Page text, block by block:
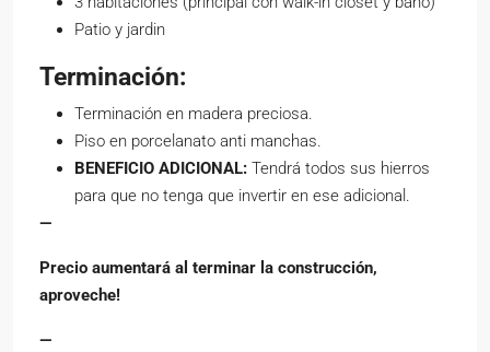
Patio y jardin
Terminación:
Terminación en madera preciosa.
Piso en porcelanato anti manchas.
BENEFICIO ADICIONAL: Tendrá todos sus hierros
para que no tenga que invertir en ese adicional.
—
Precio aumentará al terminar la construcción,
aproveche!
—